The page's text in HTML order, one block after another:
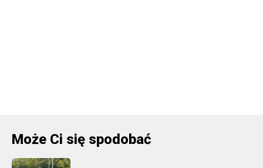
Może Ci się spodobać